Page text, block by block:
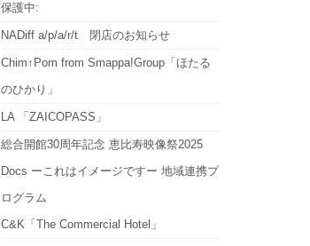
保護中:
NADiff a/p/a/r/t 閉店のお知らせ
Chim↑Pom from Smappa!Group「ほたる
のひかり」
LA 「ZAICOPASS」
総合開館30周年記念 恵比寿映像祭2025
Docs ーこれはイメージですー 地域連携プ
ログラム
C&K「The Commercial Hotel」